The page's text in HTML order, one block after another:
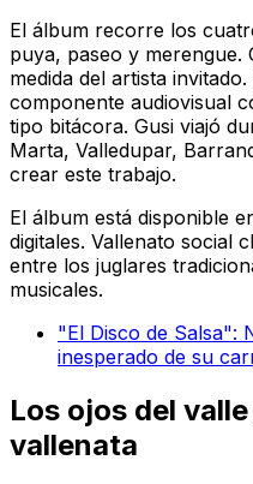
El álbum recorre los
puya, paseo y merengue.
medida del artista
componente audiovisual
tipo bitácora. Gusi viajó
Marta, Valledupar,
crear este trabajo.
El álbum está disponible
digitales. Vallenato social
entre los juglares
musicales.
"El Disco de Salsa":
inesperado de su
Los ojos del
vallenata